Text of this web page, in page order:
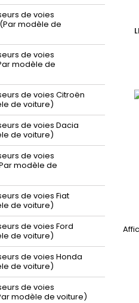
de voies
modèle de
de voies
modèle de
de voies Citroën
de voiture)
de voies Dacia
de voiture)
de voies
modèle de
de voies Fiat
de voiture)
de voies Ford
de voiture)
de voies Honda
de voiture)
de voies
modèle de voiture)